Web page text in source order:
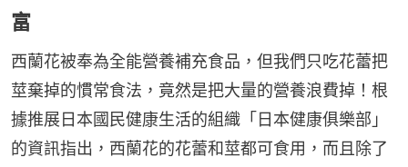
富
西蘭花被奉為全能營養補充食品，但我們只吃花蕾把
莖棄掉的慣常食法，竟然是把大量的營養浪費掉！根
據推展日本國民健康生活的組織「日本健康俱樂部」
的資訊指出，西蘭花的花蕾和莖都可食用，而且除了